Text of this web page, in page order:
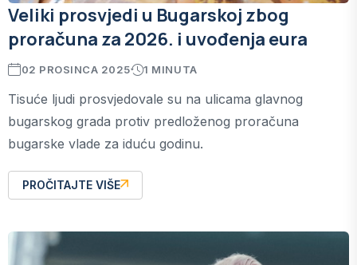
Veliki prosvjedi u Bugarskoj zbog
proračuna za 2026. i uvođenja eura
02 PROSINCA 2025 1 MINUTA
Tisuće ljudi prosvjedovale su na ulicama glavnog
bugarskog grada protiv predloženog proračuna
bugarske vlade za iduću godinu.
PROČITAJTE VIŠE